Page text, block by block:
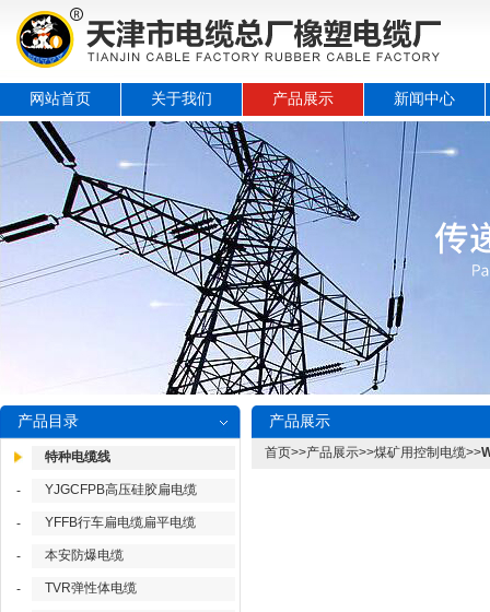
网站首页 关于我们 产品展示 新闻中心
产品目录
特种电缆线
- YJGCFPB高压硅胶扁电缆
- YFFB行车扁电缆扁平电缆
- 本安防爆电缆
- TVR弹性体电缆
产品展示
首页>>产品展示>>煤矿用控制电缆>>